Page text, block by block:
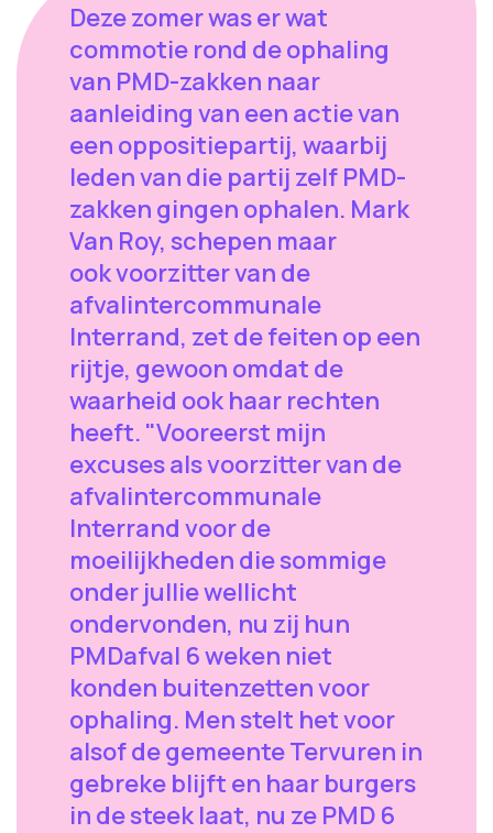
Deze zomer was er wat
commotie rond de ophaling
van PMD-zakken naar
aanleiding van een actie van
een oppositiepartij, waarbij
leden van die partij zelf PMD-
zakken gingen ophalen. Mark
Van Roy, schepen maar
ook voorzitter van de
afvalintercommunale
Interrand, zet de feiten op een
rijtje, gewoon omdat de
waarheid ook haar rechten
heeft. "Vooreerst mijn
excuses als voorzitter van de
afvalintercommunale
Interrand voor de
moeilijkheden die sommige
onder jullie wellicht
ondervonden, nu zij hun
PMDafval 6 weken niet
konden buitenzetten voor
ophaling. Men stelt het voor
alsof de gemeente Tervuren in
gebreke blijft en haar burgers
in de steek laat, nu ze PMD 6